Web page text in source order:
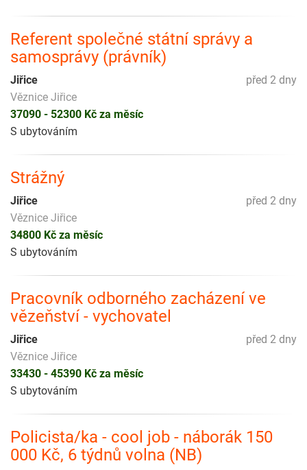
Referent společné státní správy a
samosprávy (právník)
před 2 dny
Jiřice
Věznice Jiřice
37090 - 52300 Kč za měsíc
S ubytováním
Strážný
před 2 dny
Jiřice
Věznice Jiřice
34800 Kč za měsíc
S ubytováním
Pracovník odborného zacházení ve
vězeňství - vychovatel
před 2 dny
Jiřice
Věznice Jiřice
33430 - 45390 Kč za měsíc
S ubytováním
Policista/ka - cool job - náborák 150
000 Kč, 6 týdnů volna (NB)